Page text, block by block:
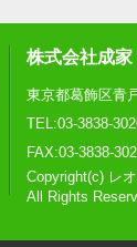
株式会社成家
東京都葛飾区青
TEL:03-3838-
FAX:03-3838-
Copyright(c) レ
All Rights